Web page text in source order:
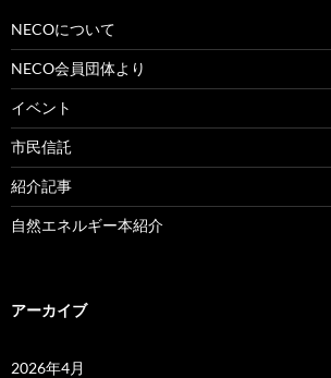
NECOについて
NECO会員団体より
イベント
市民信託
紹介記事
自然エネルギー本紹介
アーカイブ
2026年4月